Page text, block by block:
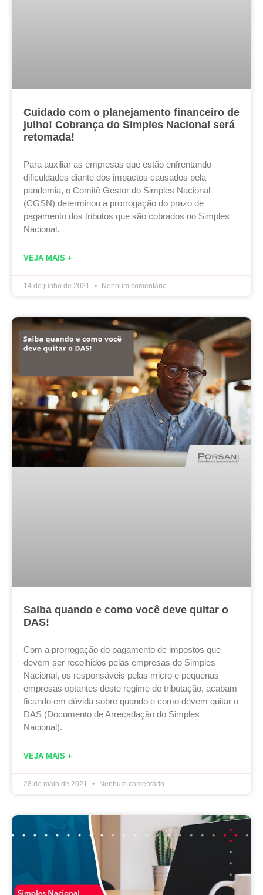
Cuidado com o planejamento financeiro de
julho! Cobrança do Simples Nacional será
retomada!
Para auxiliar as empresas que estão enfrentando
dificuldades diante dos impactos causados pela
pandemia, o Comitê Gestor do Simples Nacional
(CGSN) determinou a prorrogação do prazo de
pagamento dos tributos que são cobrados no Simples
Nacional.
VEJA MAIS +
14 de junho de 2021 Nenhum comentário
Saiba quando e como você deve quitar o
DAS!
Com a prorrogação do pagamento de impostos que
devem ser recolhidos pelas empresas do Simples
Nacional, os responsáveis pelas micro e pequenas
empresas optantes deste regime de tributação, acabam
ficando em dúvida sobre quando e como devem quitar o
DAS (Documento de Arrecadação do Simples
Nacional).
VEJA MAIS +
28 de maio de 2021 Nenhum comentário